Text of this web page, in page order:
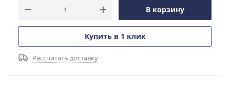
В корзину
Купить в 1 клик
Рассчитать доставку